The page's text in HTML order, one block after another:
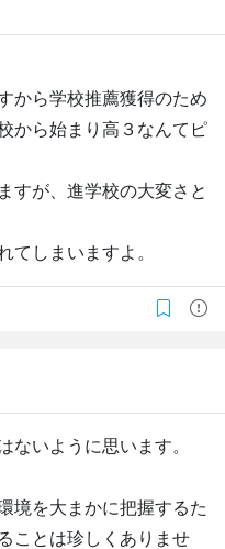
から学校推薦獲得のため
から始まり高３なんてピ
すが、進学校の大変さと
てしまいますよ。
ないように思います。
境を大まかに把握するた
ことは珍しくありませ